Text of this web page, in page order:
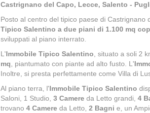
Castrignano del Capo, Lecce, Salento -
Posto al centro del tipico paese di Castrignano
Tipico Salentino a due piani di 1.100 mq
sviluppati al piano interrato.
L'Immobile Tipico Salentino, situato a soli 2
mq, piantumato con piante ad alto fusto. L'
Inoltre, si presta perfettamente come Villa di
Al piano terra, l'Immobile Tipico Salentino
Saloni, 1 Studio, 3 Camere da Letto grandi, 4
trovano 4 Camere da Letto, 2 Bagni e, un